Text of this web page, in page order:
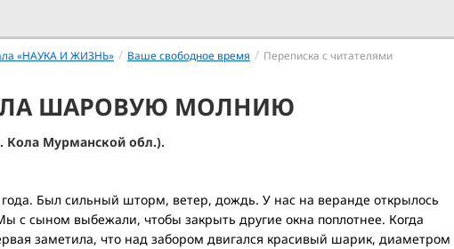
«НАУКА И ЖИЗНЬ» / Ваше свободное время / Переписка с читателями
ШАРОВУЮ МОЛНИЮ
Кола Мурманской обл.).
года. Был сильный шторм, ветер, дождь. У нас на веранде открылось
с сыном выбежали, чтобы закрыть другие окна поплотнее. Когда
заметила, что над забором двигался красивый шарик, диаметром